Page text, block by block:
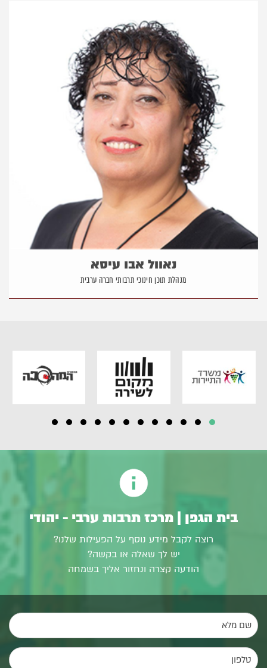
נאוול אבו עיסא
מנהלת תוכן חינוכי תרבותי חברה ערבית
בית הגפן | מרכז תרבות ערבי - יהודי
רוצה לקבל מידע נוסף על הפעילות שלנו?
יש לך שאלה או בקשה?
הודעה קצרה ונחזור אליך בשמחה